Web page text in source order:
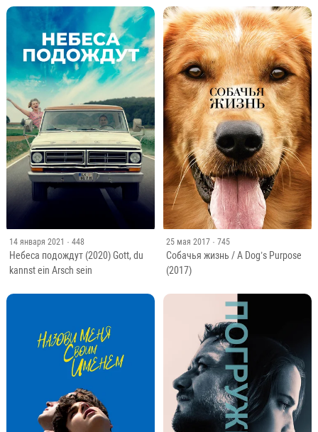
14 января 2021 · 448
Небеса подождут (2020) Gott, du
kannst ein Arsch sein
25 мая 2017 · 745
Собачья жизнь / A Dog’s Purpose
(2017)